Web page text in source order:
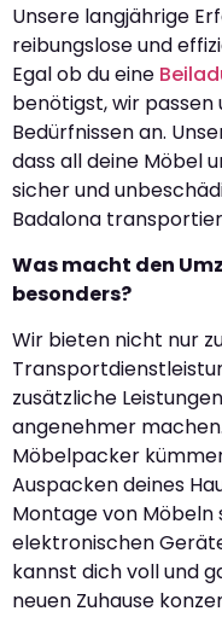
Unsere langjährige
reibungslose und
Egal ob du eine
benötigst, wir passen
Bedürfnissen an.
dass all deine Möbel
sicher und
Badalona
Was macht den
besonders?
Wir bieten nicht nur
zusätzliche
angenehmer
Möbelpacker
Auspacken deines
Montage von Möbeln
elektronischen
kannst dich voll und
neuen Zuhause